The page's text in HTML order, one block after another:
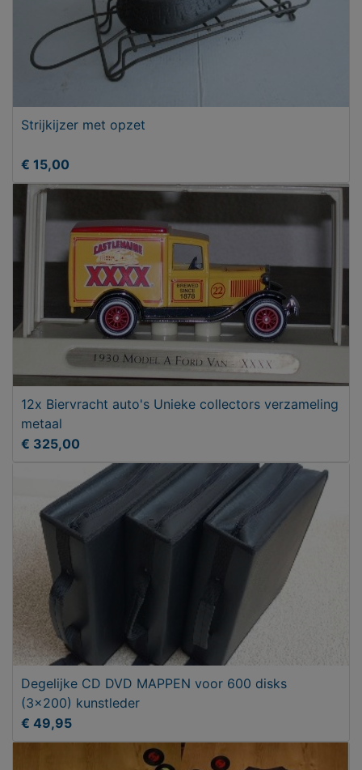
Strijkijzer met opzet
€ 15,00
12x Biervracht auto's Unieke collectors verzameling
metaal
€ 325,00
Degelijke CD DVD MAPPEN voor 600 disks
(3x200) kunstleder
€ 49,95